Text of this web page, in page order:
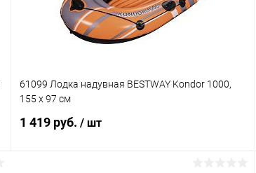
61099 Лодка надувная BESTWAY Kondor 1000,
155 x 97 см
1 419 руб. / шт